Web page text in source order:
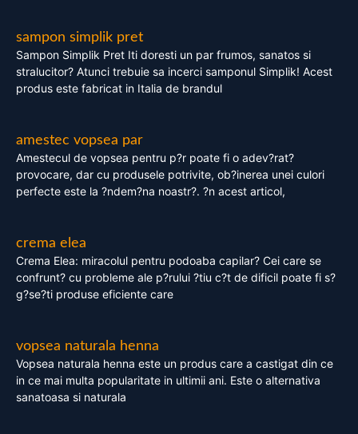
sampon simplik pret
Sampon Simplik Pret Iti doresti un par frumos, sanatos si
stralucitor? Atunci trebuie sa incerci samponul Simplik! Acest
produs este fabricat in Italia de brandul
amestec vopsea par
Amestecul de vopsea pentru p?r poate fi o adev?rat?
provocare, dar cu produsele potrivite, ob?inerea unei culori
perfecte este la ?ndem?na noastr?. ?n acest articol,
crema elea
Crema Elea: miracolul pentru podoaba capilar? Cei care se
confrunt? cu probleme ale p?rului ?tiu c?t de dificil poate fi s?
g?se?ti produse eficiente care
vopsea naturala henna
Vopsea naturala henna este un produs care a castigat din ce
in ce mai multa popularitate in ultimii ani. Este o alternativa
sanatoasa si naturala